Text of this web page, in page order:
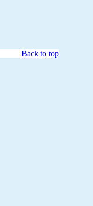
Back to top